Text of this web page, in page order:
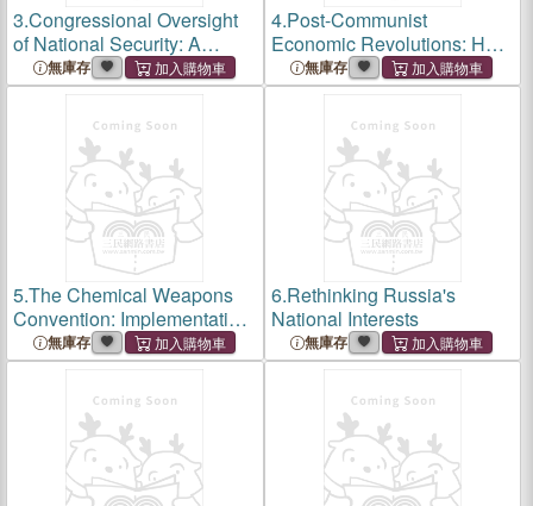
3.Congressional Oversight
of National Security: A
Mandate for Change
無庫存
4.Post-Communist
Economic Revolutions: How
Big a Bang?
無庫存
5.The Chemical Weapons
Convention: Implementation
Issues無庫存
6.Rethinking Russia's
National Interests
無庫存